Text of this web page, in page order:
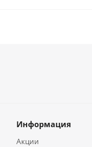
Информация
Акции